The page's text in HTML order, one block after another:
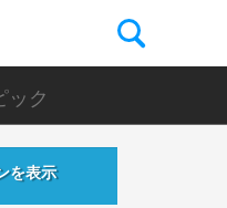
ク
を表示